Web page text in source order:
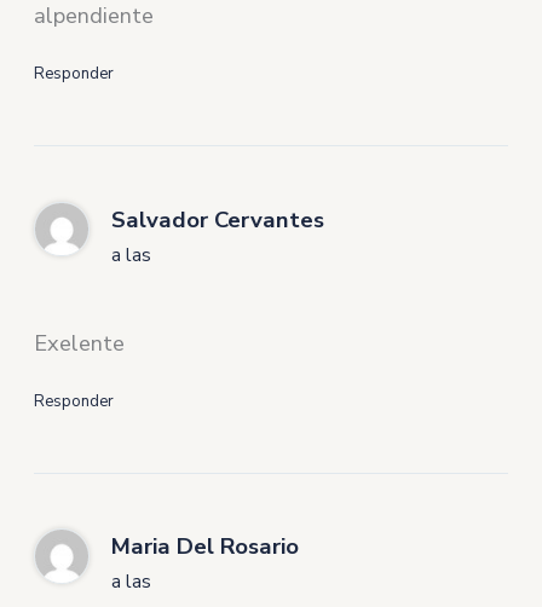
alpendiente
Responder
Salvador Cervantes
a las
Exelente
Responder
Maria Del Rosario
a las